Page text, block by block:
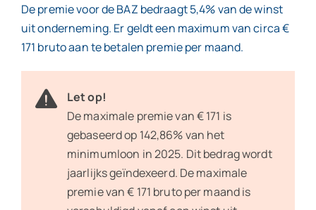
De premie voor de BAZ bedraagt 5,4% van de winst
uit onderneming. Er geldt een maximum van circa €
171 bruto aan te betalen premie per maand.
Let op!
De maximale premie van € 171 is
gebaseerd op 142,86% van het
minimumloon in 2025. Dit bedrag wordt
jaarlijks geïndexeerd. De maximale
premie van € 171 bruto per maand is